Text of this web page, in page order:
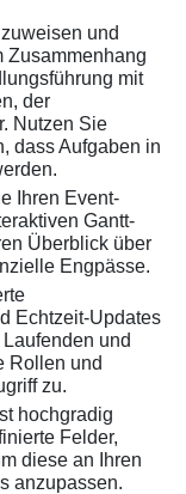
und
Zusammenhang
mit
der
Nutzen Sie
dass Aufgaben in
Ihren Event-
Gantt-
Überblick über
Engpässe.
Echtzeit-Updates
und
Rollen und
zu.
hochgradig
Felder,
diese an Ihren
anzupassen.